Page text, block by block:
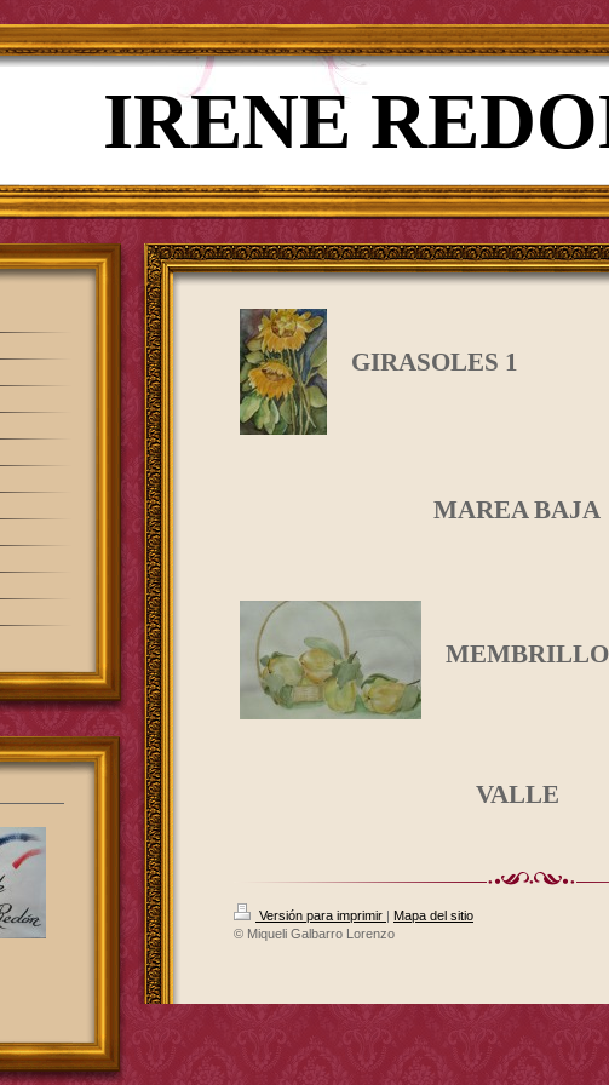
IRENE
GIRASOLES 1
MAREA BAJA
VALLE
Versión para imprimir | Mapa del sitio
© Miqueli Galbarro Lorenzo